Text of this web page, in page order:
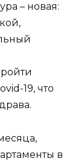
– новая:
19, что
в